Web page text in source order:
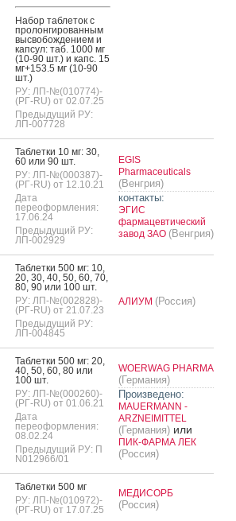
На­бор таб­ле­ток с
про­лон­ги­рован­ным
выс­во­бож­де­ни­ем и
кап­сул: таб. 1000 мг
(10-90 шт.) и капс. 15
мг+153.5 мг (10-90
шт.)
РУ: ЛП-№(010774)-
(РГ-RU) от 02.07.25
Предыдущий РУ:
ЛП-007728
Таб­летки 10 мг: 30,
60 или 90 шт.
РУ: ЛП-№(000387)-
(РГ-RU) от 12.10.21
Дата
переоформления:
17.06.24
Предыдущий РУ:
ЛП-002929
EGIS
Pharmaceuticals
(Венгрия)
контакты:
ЭГИС
фармацевтический
завод ЗАО (Венгрия)
Таб­летки 500 мг: 10,
20, 30, 40, 50, 60, 70,
80, 90 или 100 шт.
РУ: ЛП-№(002828)-
(РГ-RU) от 21.07.23
Предыдущий РУ:
ЛП-004845
АЛИУМ (Россия)
Таб­летки 500 мг: 20,
40, 50, 60, 80 или
100 шт.
РУ: ЛП-№(000260)-
(РГ-RU) от 01.06.21
Дата
переоформления:
08.02.24
Предыдущий РУ: П
N012966/01
WOERWAG PHARMA
(Германия)
Произведено:
MAUERMANN -
ARZNEIMITTEL
(Германия) или
ПИК-ФАРМА ЛЕК
(Россия)
Таб­летки 500 мг
РУ: ЛП-№(010972)-
(РГ-RU) от 17.07.25
МЕДИСОРБ
(Россия)